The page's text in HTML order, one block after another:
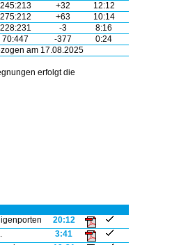
245:213 +32
12:12
275:212 +63
10:14
228:231 -3
8:16
70:447 -377
0:24
am 17.08.2025
erfolgt die
20:12
3:41